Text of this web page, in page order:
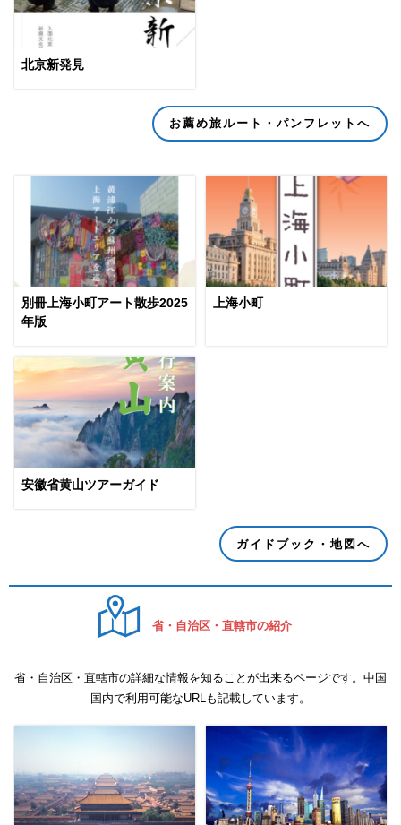
北京新発見
お薦め旅ルート・パンフレットへ
別冊上海小町アート散歩2025
年版
上海小町
安徽省黄山ツアーガイド
ガイドブック・地図へ
省・自治区・直轄市の紹介
省・自治区・直轄市の詳細な情報を知ることが出来るページです。中国
国内で利用可能なURLも記載しています。